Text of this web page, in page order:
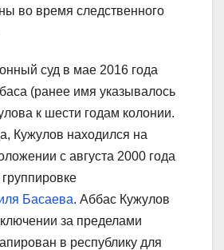
во время следственного
суд в мае 2016 года
(ранее имя указывалось
к шести годам колонии.
Кужулов находился на
с августа 2000 года
Басаева. Аббас Кужулов
за пределами
в республику для